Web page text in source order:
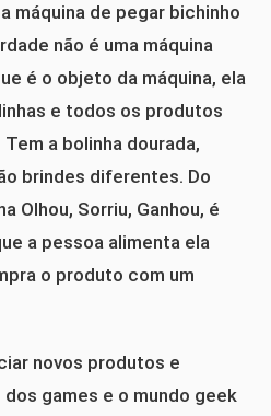
máquina de pegar bichinho
não é uma máquina
é o objeto da máquina, ela
e todos os produtos
a bolinha dourada,
brindes diferentes. Do
Olhou, Sorriu, Ganhou, é
a pessoa alimenta ela
o produto com um
novos produtos e
games e o mundo geek